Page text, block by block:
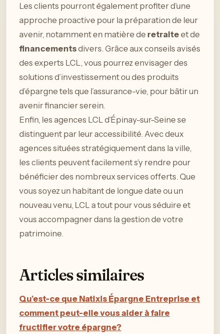
Les clients pourront également profiter d’une
approche proactive pour la préparation de leur
avenir, notamment en matière de retraite et de
financementsdivers. Grâce aux conseils avisés
des experts LCL, vous pourrez envisager des
solutions d’investissement ou des produits
d’épargne tels que l’assurance-vie, pour bâtir un
avenir financier serein.
Enfin, les agences LCL d’Épinay-sur-Seine se
distinguent par leur accessibilité. Avec deux
agences situées stratégiquement dans la ville,
les clients peuvent facilement s’y rendre pour
bénéficier des nombreux services offerts. Que
vous soyez un habitant de longue date ou un
nouveau venu, LCL a tout pour vous séduire et
vous accompagner dans la gestion de votre
patrimoine.
Articles similaires
Qu’est-ce que Natixis Épargne Entreprise et
comment peut-elle vous aider à faire
fructifier votre épargne?